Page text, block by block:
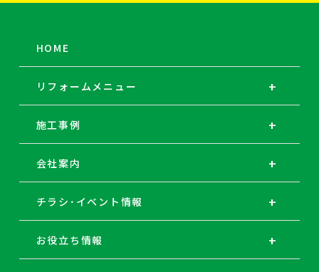
HOME
リフォームメニュー
施工事例
会社案内
チラシ･イベント情報
お役立ち情報